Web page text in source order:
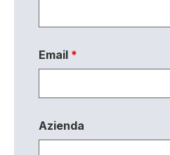
Email *
Azienda